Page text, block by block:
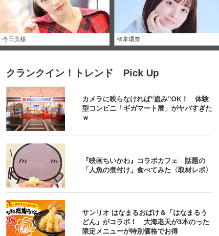
今田美桜 橋本環奈
クランクイン！トレンド Pick Up
カメラに映らなければ“盗み”OK！ 体験
型コンビニ「ギガマート展」がヤバすぎた
ｗ
『映画ちいかわ』コラボカフェ 話題の
「人魚の煮付け」食べてみた〈取材レポ〉
サンリオ はなまるおばけ＆「はなまるう
どん」がコラボ！ 大海老天が3本のった
限定メニューが特別価格でお得